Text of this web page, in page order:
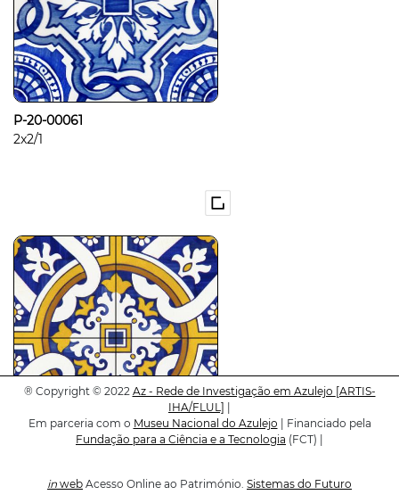
P-20-00061
2x2/1
® Copyright © 2022 Az - Rede de Investigação em Azulejo [ARTIS-
IHA/FLUL]
Em parceria com o Museu Nacional do Azulejo | Financiado pela
Fundação para a Ciência e a Tecnologia (FCT) |
in web Acesso Online ao Património. Sistemas do Futuro